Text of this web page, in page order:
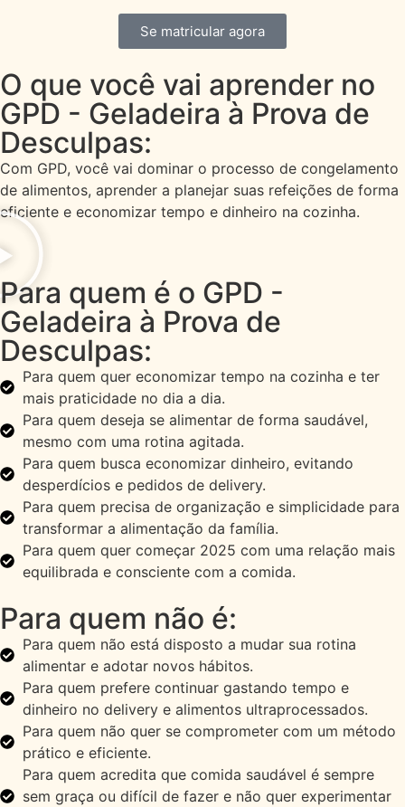
Se matricular agora
O que você vai aprender no
GPD - Geladeira à Prova de
Desculpas:
Com GPD, você vai dominar o processo de congelamento
de alimentos, aprender a planejar suas refeições de forma
eficiente e economizar tempo e dinheiro na cozinha.
Para quem é o GPD -
Geladeira à Prova de
Desculpas:
Para quem quer economizar tempo na cozinha e ter
mais praticidade no dia a dia.
Para quem deseja se alimentar de forma saudável,
mesmo com uma rotina agitada.
Para quem busca economizar dinheiro, evitando
desperdícios e pedidos de delivery.
Para quem precisa de organização e simplicidade para
transformar a alimentação da família.
Para quem quer começar 2025 com uma relação mais
equilibrada e consciente com a comida.
Para quem não é:
Para quem não está disposto a mudar sua rotina
alimentar e adotar novos hábitos.
Para quem prefere continuar gastando tempo e
dinheiro no delivery e alimentos ultraprocessados.
Para quem não quer se comprometer com um método
prático e eficiente.
Para quem acredita que comida saudável é sempre
sem graça ou difícil de fazer e não quer experimentar